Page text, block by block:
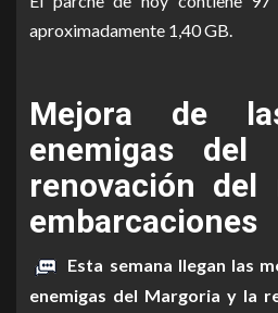
aproximadamente 1,40 GB.
Mejora de
enemigas del
renovación del
embarcaciones
Esta semana llegan las
enemigas del Margoria y la